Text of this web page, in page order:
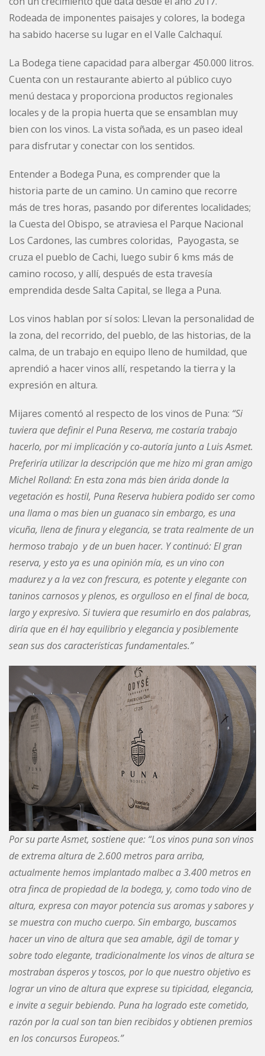
Rodeada de imponentes paisajes y colores, la bodega
ha sabido hacerse su lugar en el Valle Calchaquí.
La Bodega tiene capacidad para albergar 450.000 litros.
Cuenta con un restaurante abierto al público cuyo
menú destaca y proporciona productos regionales
locales y de la propia huerta que se ensamblan muy
bien con los vinos. La vista soñada, es un paseo ideal
para disfrutar y conectar con los sentidos.
Entender a Bodega Puna, es comprender que la
historia parte de un camino. Un camino que recorre
más de tres horas, pasando por diferentes localidades;
la Cuesta del Obispo, se atraviesa el Parque Nacional
Los Cardones, las cumbres coloridas, Payogasta, se
cruza el pueblo de Cachi, luego subir 6 kms más de
camino rocoso, y allí, después de esta travesía
emprendida desde Salta Capital, se llega a Puna.
Los vinos hablan por sí solos: Llevan la personalidad de
la zona, del recorrido, del pueblo, de las historias, de la
calma, de un trabajo en equipo lleno de humildad, que
aprendió a hacer vinos allí, respetando la tierra y la
expresión en altura.
Mijares comentó al respecto de los vinos de Puna: “Si
tuviera que definir el Puna Reserva, me costaría trabajo
hacerlo, por mi implicación y co-autoría junto a Luis Asmet.
Preferiría utilizar la descripción que me hizo mi gran amigo
Michel Rolland: En esta zona más bien árida donde la
vegetación es hostil, Puna Reserva hubiera podido ser como
una llama o mas bien un guanaco sin embargo, es una
vicuña, llena de finura y elegancia, se trata realmente de un
hermoso trabajo y de un buen hacer. Y continuó: El gran
reserva, y esto ya es una opinión mía, es un vino con
madurez y a la vez con frescura, es potente y elegante con
taninos carnosos y plenos, es orgulloso en el final de boca,
largo y expresivo. Si tuviera que resumirlo en dos palabras,
diría que en él hay equilibrio y elegancia y posiblemente
sean sus dos características fundamentales.”
Por su parte Asmet, sostiene que: “Los vinos puna son vinos
de extrema altura de 2.600 metros para arriba,
actualmente hemos implantado malbec a 3.400 metros en
otra finca de propiedad de la bodega, y, como todo vino de
altura, expresa con mayor potencia sus aromas y sabores y
se muestra con mucho cuerpo. Sin embargo, buscamos
hacer un vino de altura que sea amable, ágil de tomar y
sobre todo elegante, tradicionalmente los vinos de altura se
mostraban ásperos y toscos, por lo que nuestro objetivo es
lograr un vino de altura que exprese su tipicidad, elegancia,
e invite a seguir bebiendo. Puna ha logrado este cometido,
razón por la cual son tan bien recibidos y obtienen premios
en los concursos Europeos.”